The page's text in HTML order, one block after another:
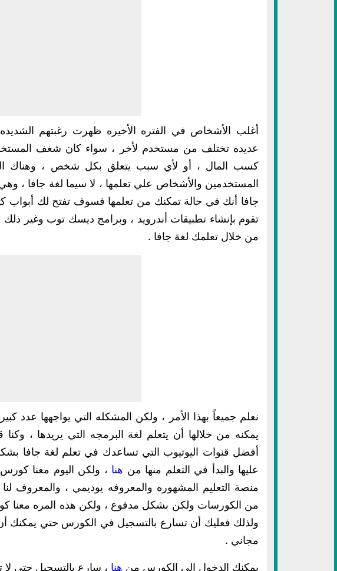
أغلب الأشخاص في الفتره الأخيره ظهرت رغبتهم
عديده تختلف من مستخدم لأخر ، سواء كان شغف
كسب المال ، أو لأي سبب يتعلق بكل شخص ، وهناك
المستخدمين والأشخاص علي تعلمها ، لا سيما لغة جافا ،
جافا أنك في حالة تمكنك من تعلمها فسوف تفتح لك أبواب
تقوم بإنشاء تطبيقات أندرويد ، وبرامج ديسك توب وغير ذلك
من خلال تعلمك لغة جافا .
نعلم جميعاً بهذا الأمر ، ولكن المشكله التي يواجهها عدد
يمكنه من خلالها أن يتعلم لغة البرمجه التي يريدها ،
أفضل قنوات اليوتيوب التي تساعدك في تعلم لغة جافا
عليها والبدأ في التعلم منها من هنا ، ولكن اليوم معنا
منصة التعليم المشهوره والمعروفه يوديمي ، والمعروف
من الكورسات ولكن بشكل مدفوع ، ولكن هذه المره معنا
ولذلك فعليك أن تسارع بالتسجيل في الكورس حتي يمكنك
مجاني .
يمكنك الدخول إلي الكورس من هنا ، سارع بالتسجيل حتي